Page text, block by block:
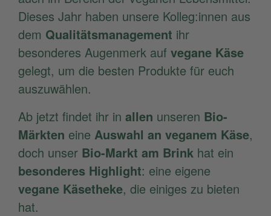
Dieses Jahr haben unsere Kolleg:innen aus
dem Qualitätsmanagement ihr
besonderes Augenmerk auf vegane Käse
gelegt, um die besten Produkte für euch
auszuwählen.
Ab jetzt findet ihr in allen unseren Bio-
Märkten eine Auswahl an veganem Käse,
doch unser Bio-Markt am Brink hat ein
besonderes Highlight: eine eigene
vegane Käsetheke, die einiges zu bieten
hat.